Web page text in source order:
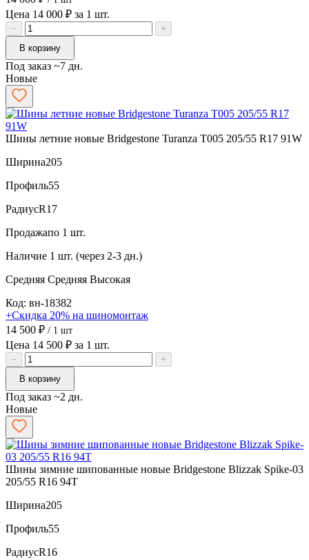
Цена 14 000 ₽ за 1 шт.
−
+
В корзину
Под заказ ~7 дн.
Новые
Шины летние новые Bridgestone Turanza T005 205/55 R17 91W
Ширина205
Профиль55
РадиусR17
Продажапо 1 шт.
Наличие 1 шт. (через 2-3 дн.)
Средняя Средняя Высокая
Код: вн-18382
+Скидка 20% на шиномонтаж
14 500 ₽ / 1 шт
Цена 14 500 ₽ за 1 шт.
−
+
В корзину
Под заказ ~2 дн.
Новые
Шины зимние шипованные новые Bridgestone Blizzak Spike-03
205/55 R16 94T
Ширина205
Профиль55
РадиусR16